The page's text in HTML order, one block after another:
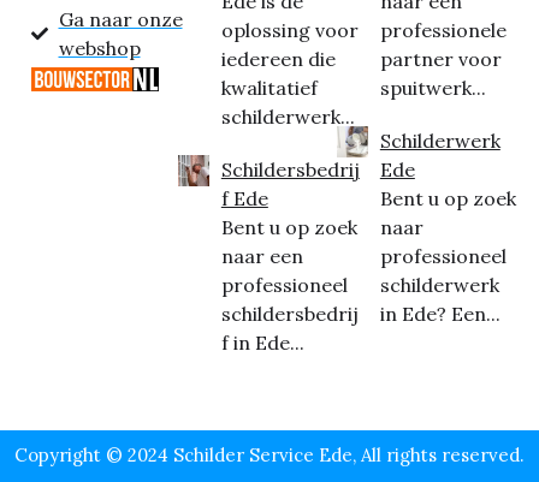
Ga naar onze
webshop
oplossing voor
iedereen die
kwalitatief
schilderwerk...
Schildersbedrij
f Ede
Bent u op zoek
naar een
professioneel
schildersbedrij
f in Ede...
professionele
partner voor
spuitwerk...
Schilderwerk
Ede
Bent u op zoek
naar
professioneel
schilderwerk
in Ede? Een...
Copyright © 2024 Schilder Service Ede, All rights reserved.